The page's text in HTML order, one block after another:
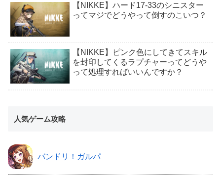
【NIKKE】ハード17-33のシニスター
ってマジでどうやって倒すのこいつ？
【NIKKE】ピンク色にしてきてスキル
を封印してくるラプチャーってどうや
って処理すればいいんですか？
人気ゲーム攻略
バンドリ！ガルパ